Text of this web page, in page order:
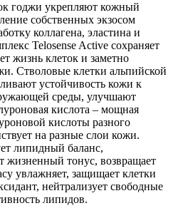
годжи укрепляют кожный
собственных экзосом
коллагена, эластина и
Telosense Active сохраняет
жизнь клеток и заметно
Стволовые клетки альпийской
устойчивость кожи к
среды, улучшают
кислота – мощная
кислоты разного
на разные слои кожи.
липидный баланс,
жизненный тонус, возвращает
увлажняет, защищает клетки
нейтрализует свободные
липидов.